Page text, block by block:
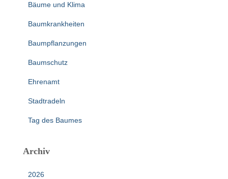
Bäume und Klima
Baumkrankheiten
Baumpflanzungen
Baumschutz
Ehrenamt
Stadtradeln
Tag des Baumes
Archiv
2026